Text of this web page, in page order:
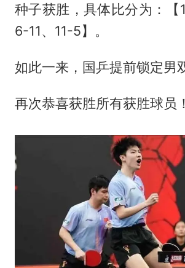
种子获胜，具体比分为：【
6-11、11-5】。
如此一来，国乒提前锁定男
再次恭喜获胜所有获胜球员！